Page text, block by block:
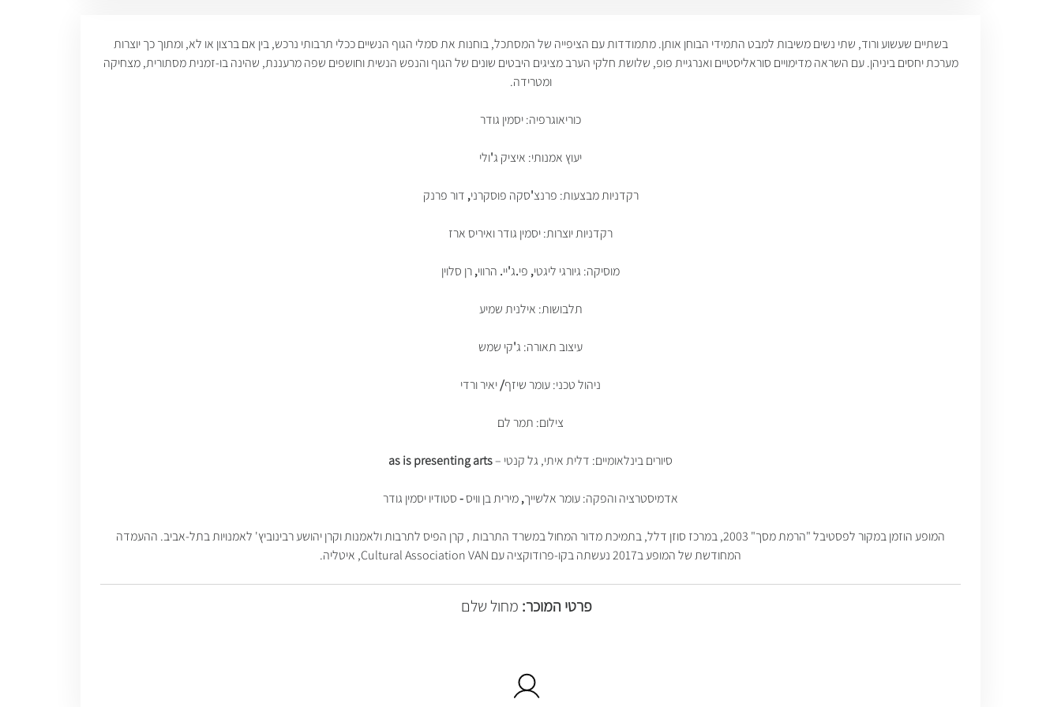
בשתיים שעשוע ורוד, שתי נשים משיבות למבט התמידי הבוחן אותן. מתמודדות עם הציפייה של המסתכל, בוחנות את סמלי הגוף הנשיים ככלי תרבותי נרכש, בין אם ברצון או לא, ומתוך כך יוצרות
מערכת יחסים ביניהן. עם השראה מדימויים סוראליסטיים ואנרגיית פופ, שלושת חלקי הערב מציגים היבטים שונים של הגוף והנפש הנשית וחושפים שפה מרעננת, שהינה בו-זמנית מסתורית, מצחיקה
ומטרידה.
כוריאוגרפיה: יסמין גודר
יעוץ אמנותי: איציק ג'ולי
רקדניות מבצעות: פרנצ'סקה פוסקרני, דור פרנק
רקדניות יוצרות: יסמין גודר ואיריס ארז
מוסיקה: גיורגי ליגטי, פי.ג'יי. הרווי,רן סלוין
תלבושות: אילנית שמיע
עיצוב תאורה: ג'קי שמש
ניהול טכני: עומר שיזף/יאיר ורדי
צילום: תמר לם
סיורים בינלאומיים: דלית איתי, גל קנטי –as is presenting arts
אדמיסטרציה והפקה: עומר אלשייך,מירית בן וויס-סטודיו יסמין גודר
המופע הוזמן במקור לפסטיבל "הרמת מסך" 2003, במרכז סוזן דלל, בתמיכת מדור המחול במשרד התרבות , קרן הפיס לתרבות ולאמנות וקרן יהושע רבינוביץ' לאמנויות בתל-אביב. ההעמדה
המחודשת של המופע ב2017 נעשתה בקו-פרודוקציה עם Cultural Association VAN, איטליה.
פרטי המוכר: מחול שלם